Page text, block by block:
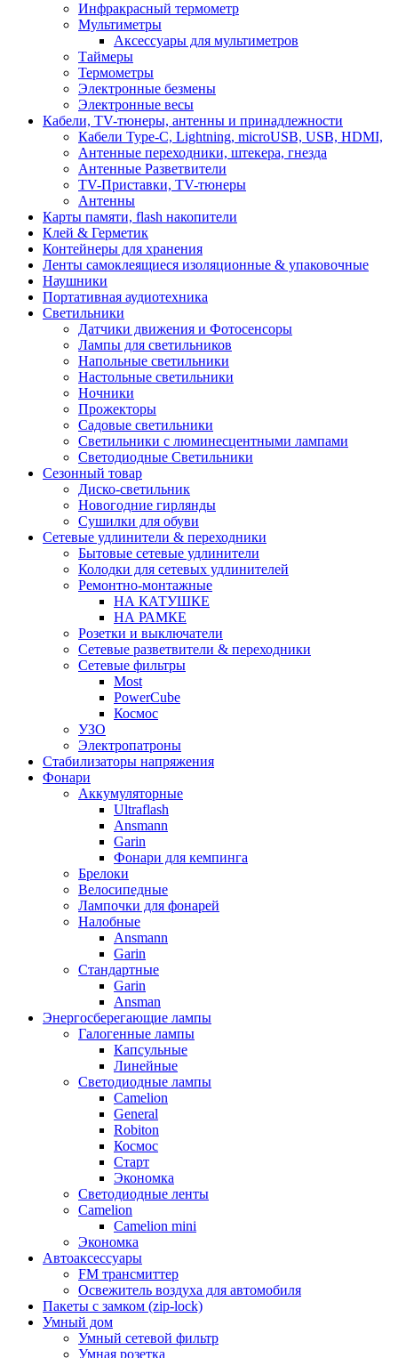
Инфракрасный термометр
Мультиметры
Аксессуары для мультиметров
Таймеры
Термометры
Электронные безмены
Электронные весы
Кабели, TV-тюнеры, антенны и принадлежности
Кабели Type-C, Lightning, microUSB, USB, HDMI,
Антенные переходники, штекера, гнезда
Антенные Разветвители
TV-Приставки, TV-тюнеры
Антенны
Карты памяти, flash накопители
Клей & Герметик
Контейнеры для хранения
Ленты самоклеящиеся изоляционные & упаковочные
Наушники
Портативная аудиотехника
Светильники
Датчики движения и Фотосенсоры
Лампы для светильников
Напольные светильники
Настольные светильники
Ночники
Прожекторы
Садовые светильники
Светильники с люминесцентными лампами
Светодиодные Светильники
Сезонный товар
Диско-светильник
Новогодние гирлянды
Сушилки для обуви
Сетевые удлинители & переходники
Бытовые сетевые удлинители
Колодки для сетевых удлинителей
Ремонтно-монтажные
НА КАТУШКЕ
НА РАМКЕ
Розетки и выключатели
Сетевые разветвители & переходники
Сетевые фильтры
Most
PowerCube
Космос
УЗО
Электропатроны
Стабилизаторы напряжения
Фонари
Аккумуляторные
Ultraflash
Ansmann
Garin
Фонари для кемпинга
Брелоки
Велосипедные
Лампочки для фонарей
Налобные
Ansmann
Garin
Стандартные
Garin
Ansman
Энергосберегающие лампы
Галогенные лампы
Капсульные
Линейные
Светодиодные лампы
Camelion
General
Robiton
Космос
Старт
Экономка
Светодиодные ленты
Camelion
Camelion mini
Экономка
Автоаксессуары
FM трансмиттер
Освежитель воздуха для автомобиля
Пакеты с замком (zip-lock)
Умный дом
Умный сетевой фильтр
Умная розетка